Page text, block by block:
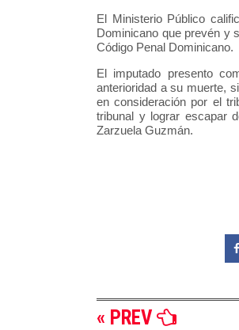
El Ministerio Público
Dominicano que prevén y
Código Penal Dominicano.
El imputado presento
anterioridad a su muerte,
en consideración por el
tribunal y lograr escapar
Zarzuela Guzmán.
« PREV